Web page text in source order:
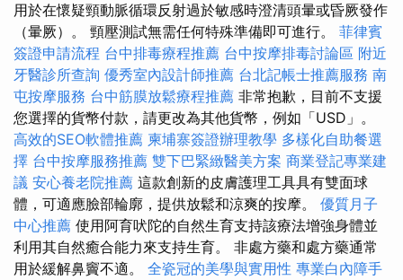
用於在懷疑頸動脈循環反射過於敏感時澄清頭暈或昏厥發作
（暈厥）。 頸壓測試無需任何特殊準備即可進行。 菲律賓
簽證申請流程 台中排毒療程推薦 台中按摩排毒討論區 附近
牙醫診所查詢 優秀室內設計師推薦 台北記帳士推薦服務 南
屯按摩服務 台中筋膜放鬆療程推薦 非常抱歉，目前不支援
您選擇的貨幣付款，請更改為其他貨幣，例如「USD」。
高效的SEO軟體推薦 柬埔寨簽證辦理教學 多樣化自助餐選
擇 台中按摩服務推薦 雙下巴緊緻醫美方案 商業登記專業建
議 安心養老院推薦 這款創新的皮膚護理工具具有雙面球
體，可適應臉部輪廓，提供放鬆和涼爽的按摩。 優質月子
中心推薦 使用阿育吠陀的自然生育支持該療法增強身體並
利用其自然癒合能力來支持生育。 非處方藥和處方藥通常
用於緩解鼻竇不適。 全瓷冠的美學與實用性 專業白內障手